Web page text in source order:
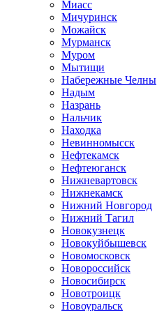
Миасс
Мичуринск
Можайск
Мурманск
Муром
Мытищи
Набережные Челны
Надым
Назрань
Нальчик
Находка
Невинномысск
Нефтекамск
Нефтеюганск
Нижневартовск
Нижнекамск
Нижний Новгород
Нижний Тагил
Новокузнецк
Новокуйбышевск
Новомосковск
Новороссийск
Новосибирск
Новотроицк
Новоуральск